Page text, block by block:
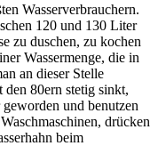
Wasserverbrauchern.
120 und 130 Liter
zu duschen, zu kochen
Wassermenge, die in
an dieser Stelle
den 80ern stetig sinkt,
und benutzen
drücken
beim